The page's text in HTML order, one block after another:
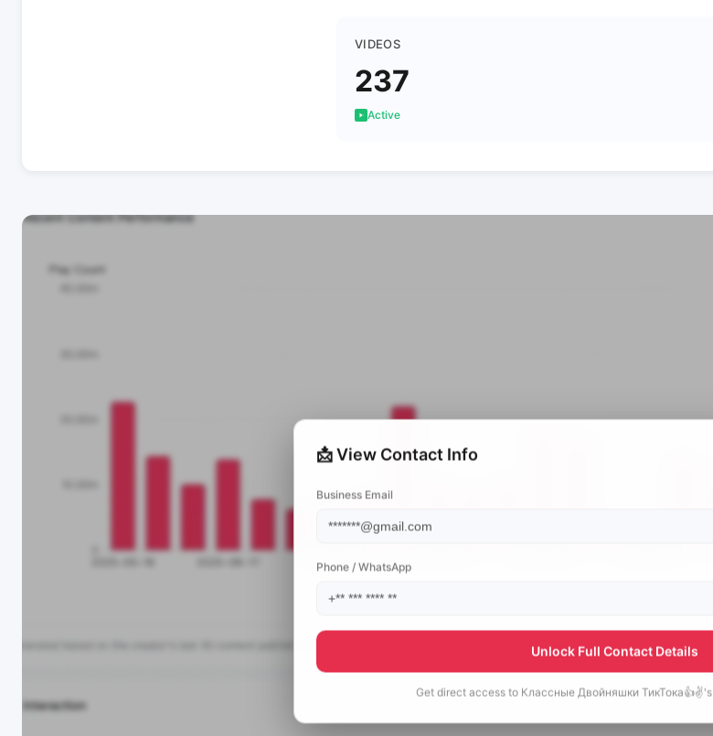
VIDEOS
237
Active
📩 View Contact Info
Business Email
Phone / WhatsApp
Unlock Full Contact Details
Get direct access to Классные Двойняшки ТикТока👍✌️'s